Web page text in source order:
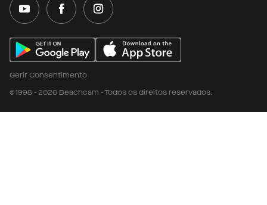
Gerir Consentimento
©1998 - 2026 Beachcam - Todos os direitos reservados.